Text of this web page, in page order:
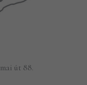
út 88.